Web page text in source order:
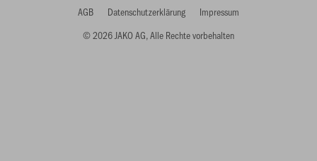
© 2026 JAKO AG, Alle Rechte vorbehalten
AGB Datenschutzerklärung Impressum